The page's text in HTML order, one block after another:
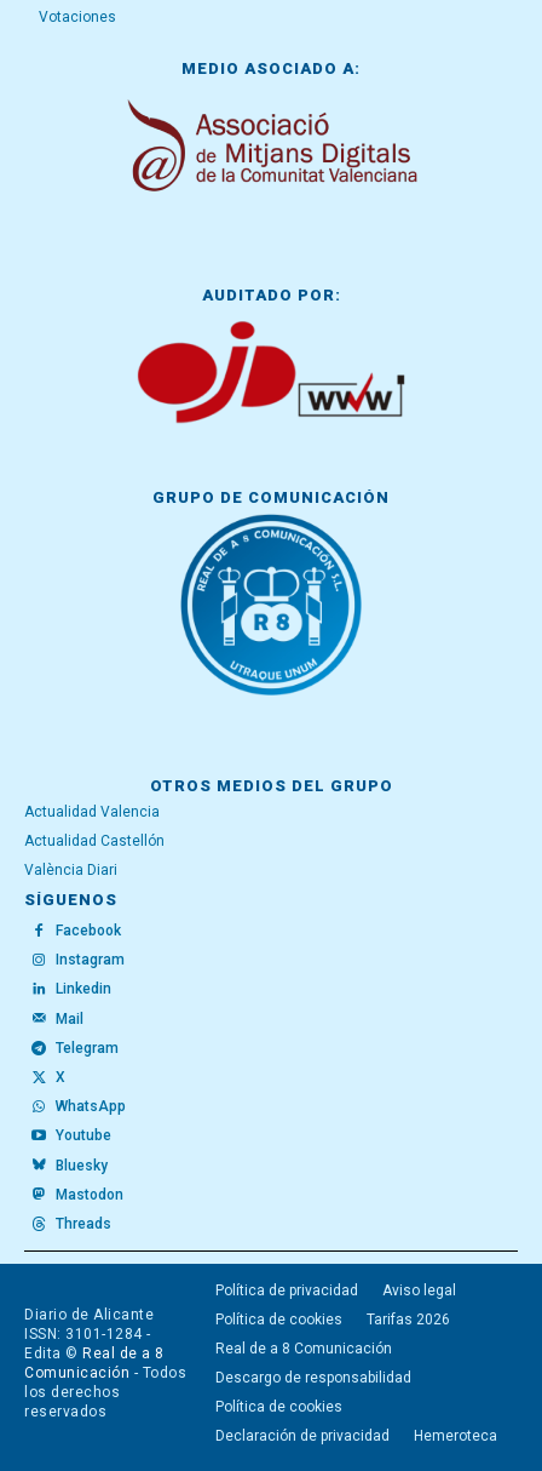
Votaciones
MEDIO ASOCIADO A:
AUDITADO POR:
GRUPO DE COMUNICACIÓN
OTROS MEDIOS DEL GRUPO
Actualidad Valencia
Actualidad Castellón
València Diari
SÍGUENOS
Facebook
Instagram
Linkedin
Mail
Telegram
X
WhatsApp
Youtube
Bluesky
Mastodon
Threads
Diario de Alicante
ISSN: 3101-1284 -
Edita © Real de a 8
Comunicación - Todos
los derechos
reservados
Política de privacidad
Aviso legal
Política de cookies
Tarifas 2026
Real de a 8 Comunicación
Descargo de responsabilidad
Política de cookies
Declaración de privacidad
Hemeroteca